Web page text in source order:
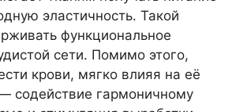
эластичность. Такой
функциональное
сети. Помимо этого,
крови, мягко влияя на её
содействие гармоничному